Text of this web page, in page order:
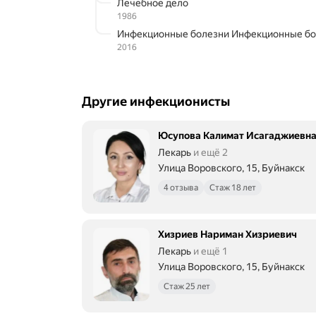
Лечебное дело
1986
Инфекционные болезни Инфекционные
2016
Другие инфекционисты
Юсупова Калимат Исагаджиевна
Лекарь и ещё 2
Улица Воровского, 15, Буйнакск
4 отзыва Стаж 18 лет
Хизриев Нариман Хизриевич
Лекарь и ещё 1
Улица Воровского, 15, Буйнакск
Стаж 25 лет